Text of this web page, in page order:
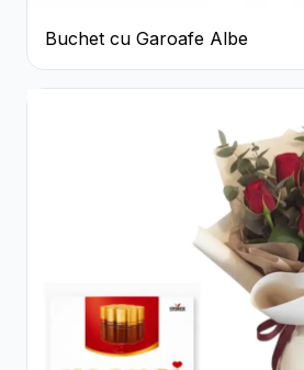
Buchet cu Garoafe Albe